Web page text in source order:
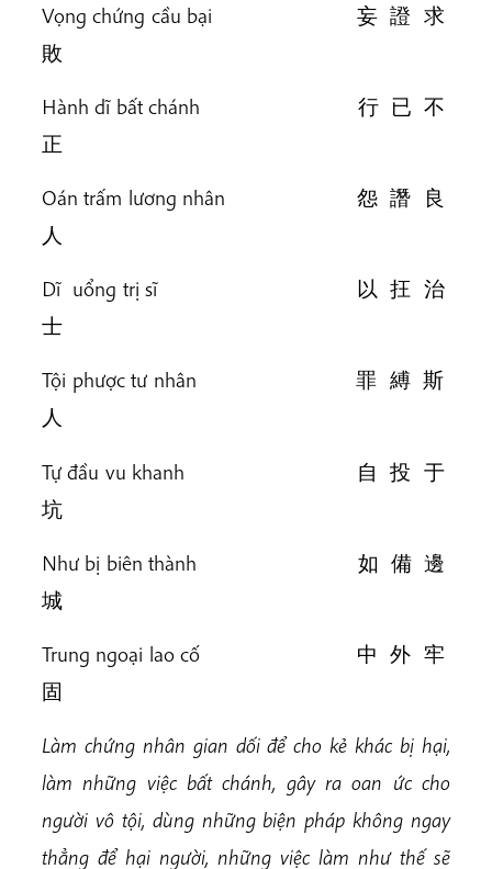
Vọng chứng cầu bại 妄 證 求
敗
Hành dĩ bất chánh 行 已 不
正
Oán trấm lương nhân 怨 譖 良
人
Dĩ uổng trị sĩ 以 抂 治
士
Tội phược tư nhân 罪 縛 斯
人
Tự đầu vu khanh 自 投 于
坑
Như bị biên thành 如 備 邊
城
Trung ngoại lao cố 中 外 牢
固
Làm chứng nhân gian dối để cho kẻ khác bị hại,
làm những việc bất chánh, gây ra oan ức cho
người vô tội, dùng những biện pháp không ngay
thẳng để hại người, những việc làm như thế sẽ